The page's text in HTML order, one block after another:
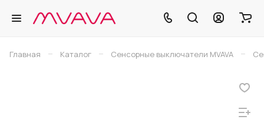
Главная – Каталог – Сенсорные выключатели MVAVA –